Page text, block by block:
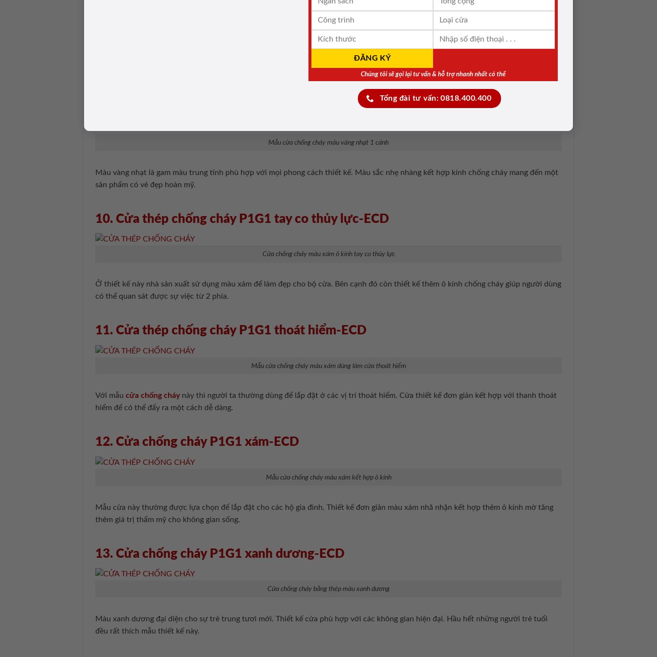
Chúng tôi sẽ gọi lại tư vấn & hỗ trợ nhanh nhất có thể
Tổng đài tư vấn: 0818.400.400
Mẫu cửa chống cháy màu đỏ đậm sử dụng cùi chỏ hơi thủy lực
cửa chống cháy
quan sát tình hình bên ngoài. Không chỉ thế còn góp phần trang trí tăng tăng thêm vẻ đẹp cho bộ cửa.
9. Cửa thép chống cháy P1G1 kính chống cháy -ECD
Mẫu cửa chống cháy màu vàng nhạt 1 cánh
Màu vàng nhạt là gam màu trung tính phù hợp với mọi phong cách thiết kế. Màu sắc nhẹ nhàng kết hợp kính chống cháy mang đến một
sản phẩm có vẻ đẹp hoàn mỹ.
10. Cửa thép chống cháy P1G1 tay co thủy lực-ECD
Cửa chống cháy màu xám ô kính tay co thủy lực
Ở thiết kế này nhà sản xuất sử dụng màu xám để làm đẹp cho bộ cửa. Bên cạnh đó còn thiết kế thêm ô kính chống cháy giúp người dùng
có thể quan sát được sự việc từ 2 phía.
11. Cửa thép chống cháy P1G1 thoát hiểm-ECD
Mẫu cửa chống cháy màu xám dùng làm cửa thoát hiểm
Với mẫucửa chống cháy này thì người ta thường dùng để lắp đặt ở các vị trí thoát hiểm. Cửa thiết kế đơn giản kết hợp với thanh thoát
hiểm để có thể đẩy ra một cách dễ dàng.
12. Cửa chống cháy P1G1 xám-ECD
Mẫu cửa chống cháy màu xám kết hợp ô kính
Mẫu cửa này thường được lựa chọn để lắp đặt cho các hộ gia đình. Thiết kế đơn giản màu xám nhã nhặn kết hợp thêm ô kính mờ tăng
thêm giá trị thẩm mỹ cho không gian sống.
13. Cửa chống cháy P1G1 xanh dương-ECD
Cửa chống cháy bằng thép màu xanh dương
Màu xanh dương đại diện cho sự trẻ trung tươi mới. Thiết kế cửa phù hợp với các không gian hiện đại. Hầu hết những người trẻ tuổi
đều rất thích mẫu thiết kế này.